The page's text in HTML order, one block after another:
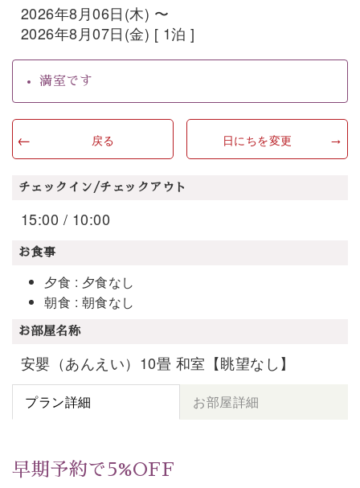
2026年8月06日(木) 〜
2026年8月07日(金) [ 1泊 ]
満室です
戻る 日にちを変更
チェックイン/チェックアウト
15:00 / 10:00
お食事
夕食 : 夕食なし
朝食 : 朝食なし
お部屋名称
安嬰（あんえい）10畳 和室【眺望なし】
プラン詳細 お部屋詳細
早期予約で5%OFF